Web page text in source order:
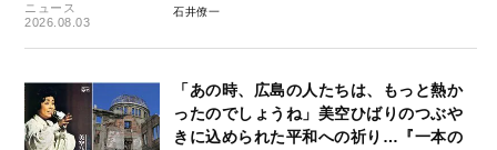
ニュース
2026.08.03
石井僚一
「あの時、広島の人たちは、もっと熱か
ったのでしょうね」美空ひばりのつぶや
きに込められた平和への祈り…『一本の